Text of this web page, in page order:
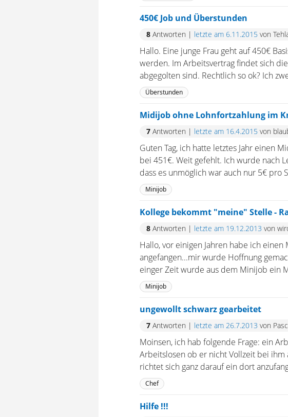
450€ Job und Überstunden
8 Antworten | letzte am 6.11.2015 von
Hallo. Eine junge Frau geht auf 450€
werden. Im Arbeitsvertrag findet sich
abgegolten sind. Rechtlich so ok? Ich
Überstunden
Midijob ohne Lohnfortzahlung im
7 Antworten | letzte am 16.4.2015 von
Guten Tag, ich hatte letztes Jahr einen
bei 451€. Weit gefehlt. Ich wurde nach
dass es unmöglich war auch nur 5€ pro
Minijob
Kollege bekommt "meine" Stelle -
8 Antworten | letzte am 19.12.2013 von
Hallo, vor einigen Jahren habe ich
angefangen...mir wurde Hoffnung
einger Zeit wurde aus dem Minijob ein
Minijob
ungewollt schwarz gearbeitet
7 Antworten | letzte am 26.7.2013 von
Moinsen, ich hab folgende Frage: ein
Arbeitslosen ob er nicht Vollzeit bei
richtet sich ganz darauf ein dort
Chef
Hilfe !!!